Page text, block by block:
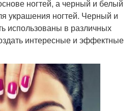
ногтей, а черный и белый
украшения ногтей. Черный и
использованы в различных
интересные и эффектные